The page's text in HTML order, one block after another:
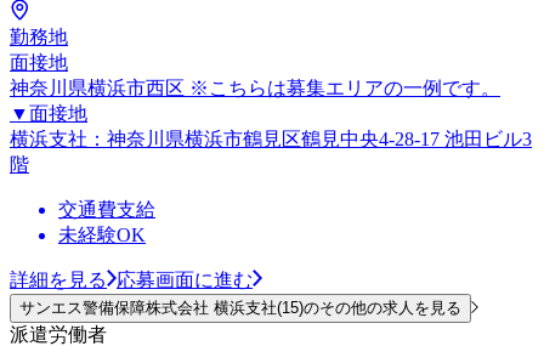
勤務地
面接地
神奈川県横浜市西区 ※こちらは募集エリアの一例です。
▼面接地
横浜支社：神奈川県横浜市鶴見区鶴見中央4-28-17 池田ビル3
階
交通費支給
未経験OK
詳細を見る 応募画面に進む
サンエス警備保障株式会社 横浜支社(15)のその他の求人を見る
派遣労働者